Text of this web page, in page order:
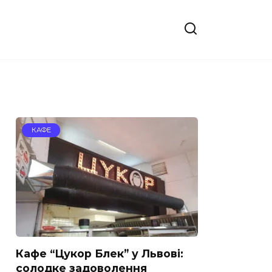
КАФЕ
Кафе “Цукор Блек” у Львові:
солодке задоволення